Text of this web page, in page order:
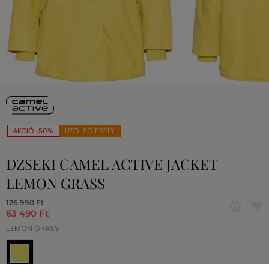
AKCIÓ -50% UTOLSÓ ESÉLY
DZSEKI CAMEL ACTIVE JACKET
LEMON GRASS
126 990 Ft
63 490 Ft
LEMON GRASS